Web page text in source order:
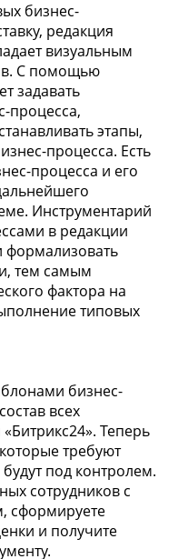
бизнес-
редакция
визуальным
С помощью
задавать
процесса,
этапы,
процесса. Есть
процесса и его
Инструментарий
в редакции
формализовать
тем самым
фактора на
типовых
бизнес-
всех
Теперь
требуют
под контролем.
сотрудников с
сформируете
и получите